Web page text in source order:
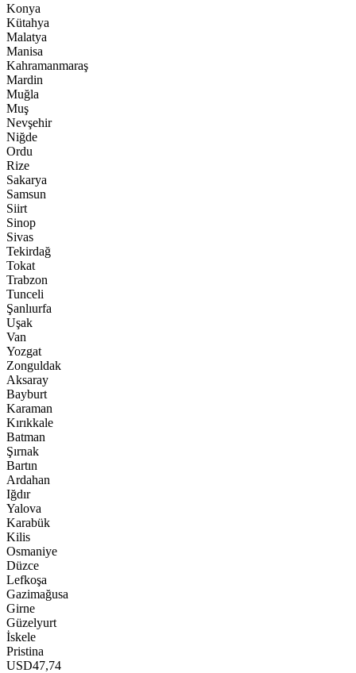
Konya
Kütahya
Malatya
Manisa
Kahramanmaraş
Mardin
Muğla
Muş
Nevşehir
Niğde
Ordu
Rize
Sakarya
Samsun
Siirt
Sinop
Sivas
Tekirdağ
Tokat
Trabzon
Tunceli
Şanlıurfa
Uşak
Van
Yozgat
Zonguldak
Aksaray
Bayburt
Karaman
Kırıkkale
Batman
Şırnak
Bartın
Ardahan
Iğdır
Yalova
Karabük
Kilis
Osmaniye
Düzce
Lefkoşa
Gazimağusa
Girne
Güzelyurt
İskele
Pristina
USD47,74